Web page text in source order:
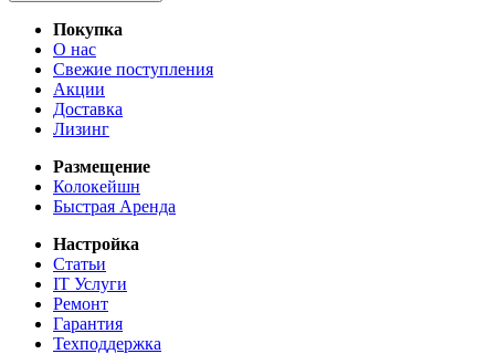
Покупка
О нас
Свежие поступления
Акции
Доставка
Лизинг
Размещение
Колокейшн
Быстрая Аренда
Настройка
Статьи
IT Услуги
Ремонт
Гарантия
Техподдержка